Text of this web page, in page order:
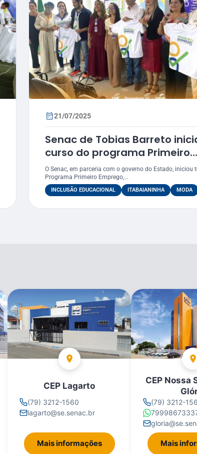
21/07/2025
Senac de Tobias Barreto
curso do programa Primeiro
Emprego em Itabaianinha
na trilha de costura
O Senac, em parceria com o governo do Estado, iniciou
Programa Primeiro Emprego,...
INCLUSÃO EDUCACIONAL ITABAIANINHA MODA
CEP Lagarto
(79) 3212-1560
lagarto@se.senac.br
Mais informações
CEP Nossa
(79) 3212-
Mais